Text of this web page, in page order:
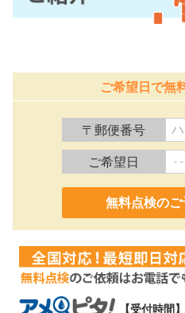
ご希望日で無
〒郵便番号
ご希望日
0120-991-887
【受付時間